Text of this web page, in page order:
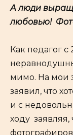
А люди
любовью!
Как педагог
мимо. На мои
заявил, что
и с
ходу заявляя,